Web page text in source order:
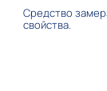
Средство
свойства.